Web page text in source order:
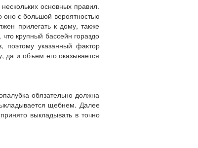
основных правил.
оно с большой вероятностью
прилегать к дому, также
крупный бассейн гораздо
поэтому указанный фактор
да и объем его оказывается
обязательно должна
щебнем. Далее
выкладывать в точно